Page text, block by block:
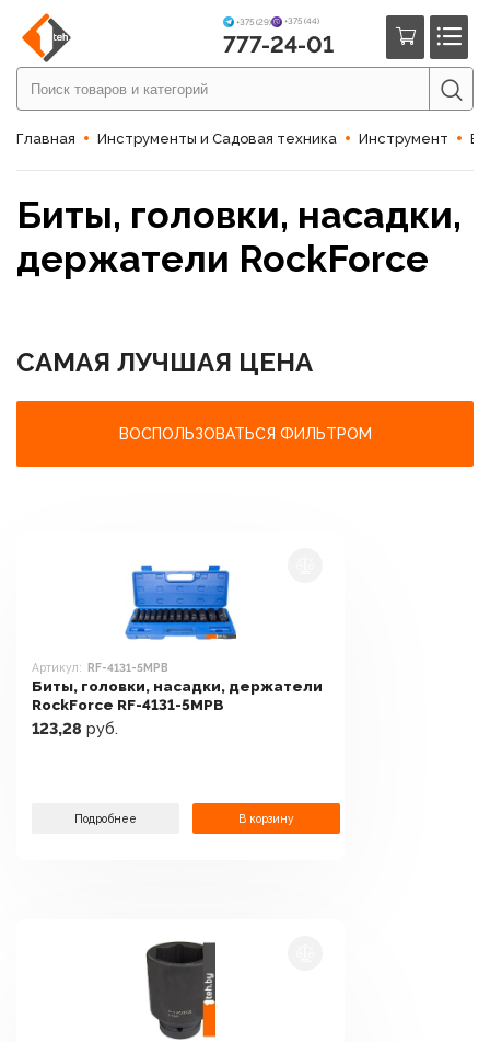
+375 (29) +375 (44)
777-24-01
Главная Инструменты и Садовая техника Инструмент
Биты, головки, насадки,
держатели RockForce
САМАЯ ЛУЧШАЯ ЦЕНА
ВОСПОЛЬЗОВАТЬСЯ ФИЛЬТРОМ
Артикул: RF-4131-5MPB
Биты, головки, насадки, держатели
RockForce RF-4131-5MPB
123,28 руб.
Подробнее В корзину